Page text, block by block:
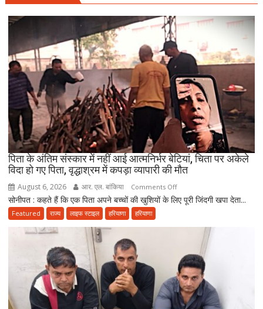
निकला
परिवार,
बहुओं
ने
उठाया
जिम्मा,
बोले-
माता-
पिता
की
सेवा
ही
की
पिता के अंतिम संस्कार में नहीं आई आत्मनिर्भर बेटियां, चिता पर अकेले
विदा हो गए पिता, वृद्धाश्रम में कपड़ा व्यापारी की मौत
August 6, 2026 आर. एल. बांकिया Comments Offon
पिता
अंतिम
नहीं
आई
आत्मनिर्भर
बेटियां,
सोनीपत : कहते हैं कि एक पिता अपने बच्चों की खुशियों के लिए पूरी जिंदगी खपा देता...
Featured राज्य लाइफ स्टाइल हरियाणा हरियाणा